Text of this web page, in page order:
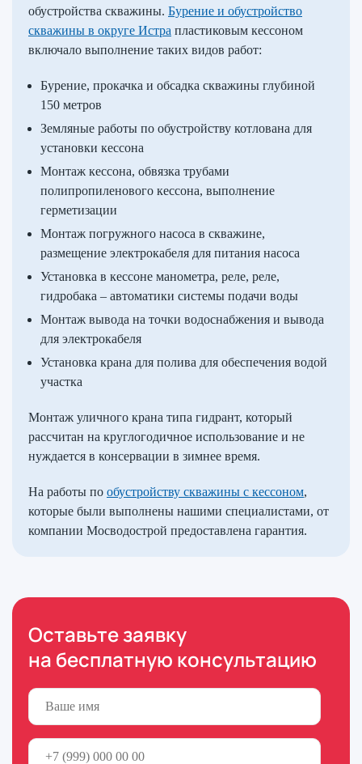
обустройства скважины. Бурение и обустройство
скважины в округе Истра пластиковым кессоном
включало выполнение таких видов работ:
Бурение, прокачка и обсадка скважины глубиной
150 метров
Земляные работы по обустройству котлована для
установки кессона
Монтаж кессона, обвязка трубами
полипропиленового кессона, выполнение
герметизации
Монтаж погружного насоса в скважине,
размещение электрокабеля для питания насоса
Установка в кессоне манометра, реле, реле,
гидробака – автоматики системы подачи воды
Монтаж вывода на точки водоснабжения и вывода
для электрокабеля
Установка крана для полива для обеспечения водой
участка
Монтаж уличного крана типа гидрант, который
рассчитан на круглогодичное использование и не
нуждается в консервации в зимнее время.
На работы по обустройству скважины с кессоном,
которые были выполнены нашими специалистами, от
компании Мосводострой предоставлена гарантия.
Оставьте заявку
на бесплатную консультацию